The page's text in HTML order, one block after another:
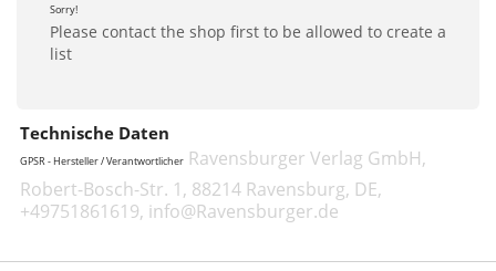
Sorry!
Please contact the shop first to be allowed to create a
list
Technische Daten
GPSR - Hersteller / Verantwortlicher Ravensburger Verlag GmbH,
Robert-Bosch-Str. 1, 88214 Ravensburg, DE,
+49751861619, info@Ravensburger.de